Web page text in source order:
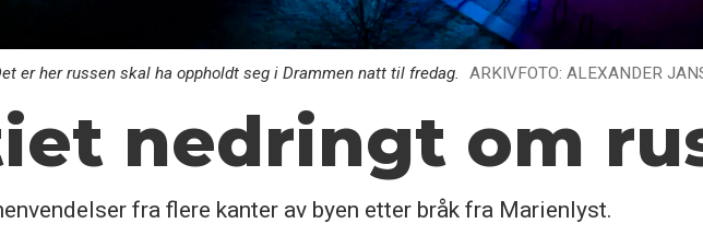
er her russen skal ha oppholdt seg i Drammen natt til fredag. ARKIVFOTO: ALEXANDER
nedringt om
fra flere kanter av byen etter bråk fra Marienlyst.